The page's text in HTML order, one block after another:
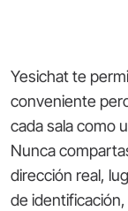
Yesichat te
conveniente
cada sala como
Nunca
dirección real,
de